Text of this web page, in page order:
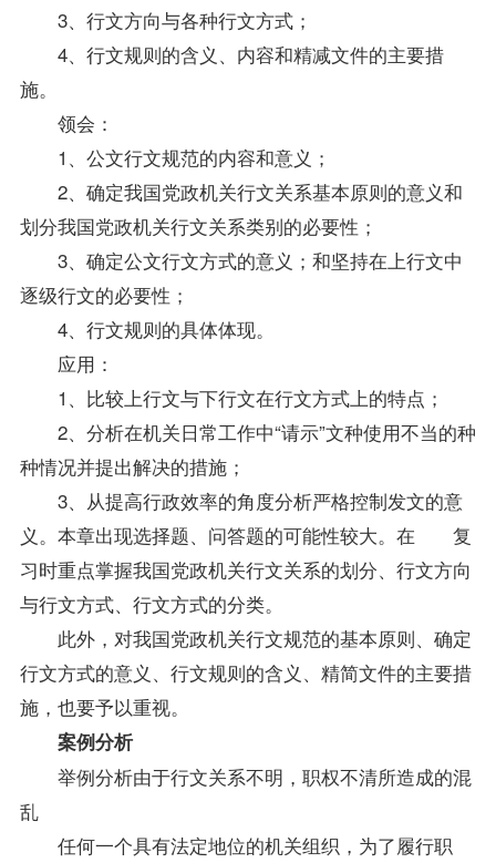
3、行文方向与各种行文方式；
4、行文规则的含义、内容和精减文件的主要措
施。
领会：
1、公文行文规范的内容和意义；
2、确定我国党政机关行文关系基本原则的意义和
划分我国党政机关行文关系类别的必要性；
3、确定公文行文方式的意义；和坚持在上行文中
逐级行文的必要性；
4、行文规则的具体体现。
应用：
1、比较上行文与下行文在行文方式上的特点；
2、分析在机关日常工作中“请示”文种使用不当的种
种情况并提出解决的措施；
3、从提高行政效率的角度分析严格控制发文的意
义。本章出现选择题、问答题的可能性较大。在 复
习时重点掌握我国党政机关行文关系的划分、行文方向
与行文方式、行文方式的分类。
此外，对我国党政机关行文规范的基本原则、确定
行文方式的意义、行文规则的含义、精简文件的主要措
施，也要予以重视。
案例分析
举例分析由于行文关系不明，职权不清所造成的混
乱
任何一个具有法定地位的机关组织，为了履行职